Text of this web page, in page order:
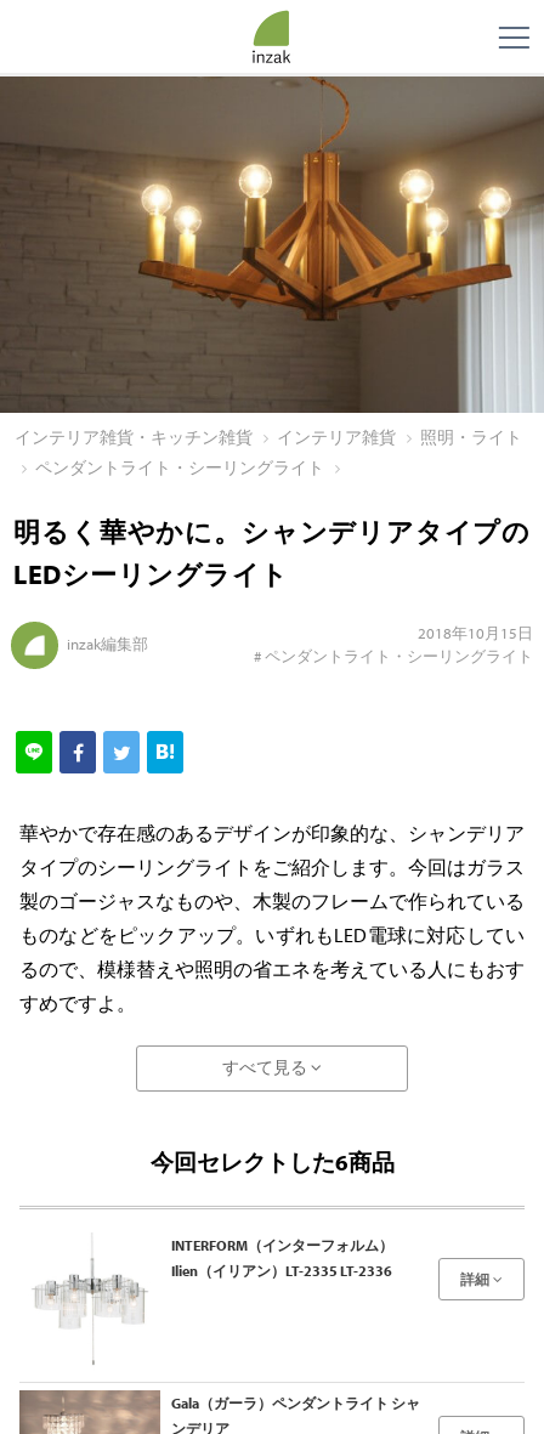
インテリア雑貨・キッチン雑貨 インテリア雑貨
照明・ライト
ペンダントライト・シーリングライト
明るく華やかに。シャンデリアタイプの
LEDシーリングライト
inzak編集部
2018年10月15日
#ペンダントライト・シーリングライト
華やかで存在感のあるデザインが印象的な、シャンデリア
タイプのシーリングライトをご紹介します。今回はガラス
製のゴージャスなものや、木製のフレームで作られている
ものなどをピックアップ。いずれもLED電球に対応してい
るので、模様替えや照明の省エネを考えている人にもおす
すめですよ。
すべて見る
今回セレクトした6商品
INTERFORM（インターフォルム）
Ilien（イリアン）LT-2335 LT-2336
詳細
Gala（ガーラ）ペンダントライト シャ
ンデリア